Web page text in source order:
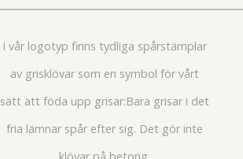
I vår logotyp finns tydliga spårstämplar
av grisklövar som en symbol för vårt
sätt att föda upp grisar:Bara grisar i det
fria lämnar spår efter sig. Det gör inte